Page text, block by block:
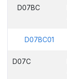
D07BC
D07BC01
D07C